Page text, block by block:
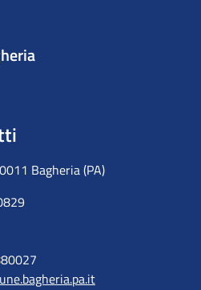
Bagheria (PA)